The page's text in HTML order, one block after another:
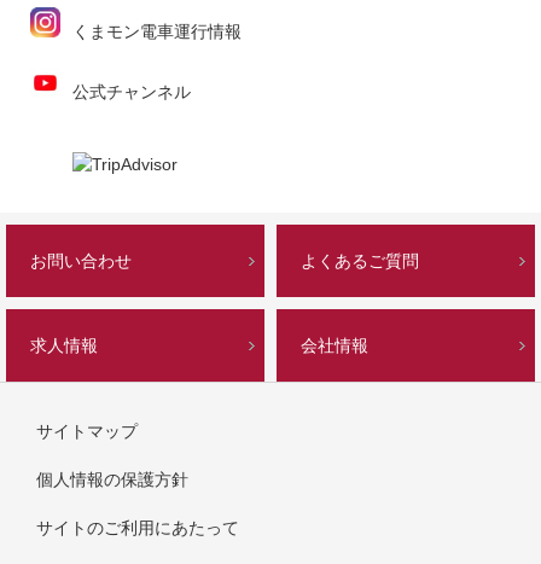
くまモン電車運行情報
公式チャンネル
お問い合わせ よくあるご質問
求人情報 会社情報
サイトマップ
個人情報の保護方針
サイトのご利用にあたって